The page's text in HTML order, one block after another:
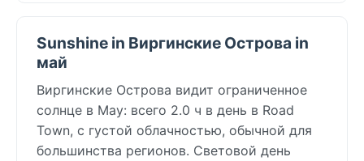
Sunshine in Виргинские Острова in
май
Виргинские Острова видит ограниченное
солнце в May: всего 2.0 ч в день в Road
Town, с густой облачностью, обычной для
большинства регионов. Световой день